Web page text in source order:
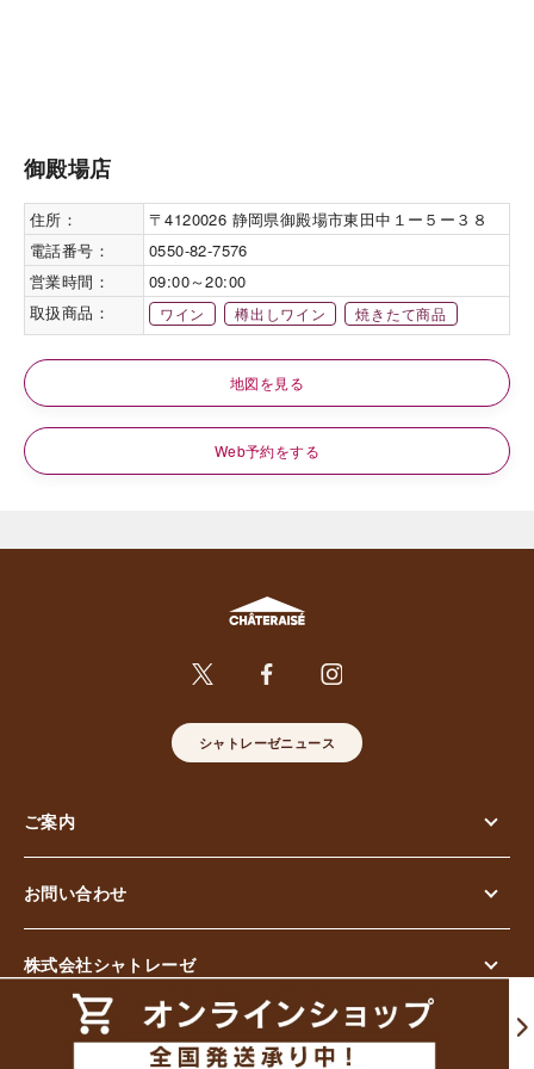
御殿場店
住所：
〒4120026 静岡県御殿場市東田中１ー５ー３８
電話番号：
0550-82-7576
営業時間：
09:00～20:00
取扱商品：
ワイン 樽出しワイン 焼きたて商品
地図を見る
Web予約をする
シャトレーゼニュース
ご案内
お問い合わせ
株式会社シャトレーゼ
© Chateraise Co.,Ltd. All Rights Reserved.